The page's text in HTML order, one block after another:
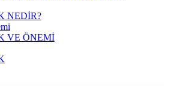
NEDİR?
VE ÖNEMİ